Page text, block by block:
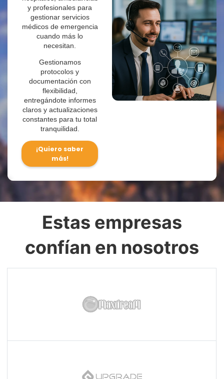
y profesionales para
gestionar servicios
médicos de emergencia
cuando más lo
necesitan.
Gestionamos
protocolos y
documentación con
flexibilidad,
entregándote informes
claros y actualizaciones
constantes para tu total
tranquilidad.
¡Quiero saber
más!
Estas empresas
confían en nosotros